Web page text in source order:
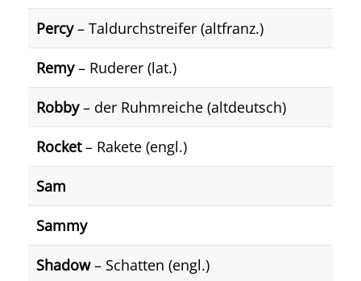
Percy– Taldurchstreifer (altfranz.)
Remy– Ruderer (lat.)
Robby– der Ruhmreiche (altdeutsch)
Rocket– Rakete (engl.)
Sam
Sammy
Shadow– Schatten (engl.)